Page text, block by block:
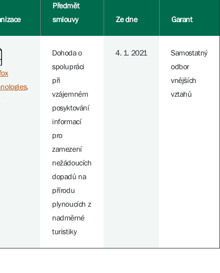
Předmět
smlouvy
Ze dne Garant
Dohoda o
spolupráci
při
vzájemném
posyktování
informací
pro
zamezení
nežádoucích
dopadů na
přírodu
plynoucích z
nadměrné
turistiky
4. 1. 2021
Samostatný
odbor
vnějších
vztahů